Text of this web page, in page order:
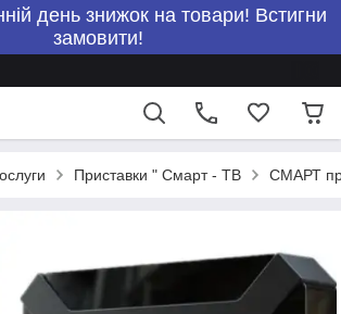
день знижок на товари! Встигни
замовити!
Приставки " Смарт - ТВ СМАРТ